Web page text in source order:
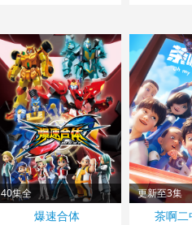
40集全
爆速合体
更新至3集
茶啊